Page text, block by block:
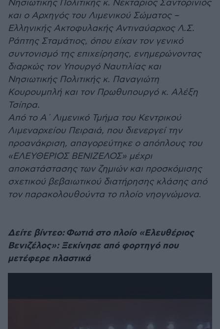
Νησιωτικής Πολιτικής κ. Νεκτάριος Σαντορινιός
και ο Αρχηγός του Λιμενικού Σώματος –
Ελληνικής Ακτοφυλακής Αντιναύαρχος Λ.Σ.
Ράπτης Σταμάτιος, όπου είχαν τον γενικό
συντονισμό της επιχείρησης, ενημερώνοντας
διαρκώς τον Υπουργό Ναυτιλίας και
Νησιωτικής Πολιτικής κ. Παναγιώτη
Κουρουμπλή και τον Πρωθυπουργό κ. Αλέξη
Τσίπρα.
Από το Α΄ Λιμενικό Τμήμα του Κεντρικού
Λιμεναρχείου Πειραιά, που διενεργεί την
προανάκριση, απαγορεύτηκε ο απόπλους του
«ΕΛΕΥΘΕΡΙΟΣ ΒΕΝΙΖΕΛΟΣ» μέχρι
αποκατάστασης των ζημιών και προσκόμισης
σχετικού βεβαιωτικού διατήρησης κλάσης από
τον παρακολουθούντα το πλοίο νηογνώμονα.
Δείτε βίντεο: Φωτιά στο πλοίο «Ελευθέριος
Βενιζέλος»: Ξεκίνησε από φορτηγό που
μετέφερε πλαστικά